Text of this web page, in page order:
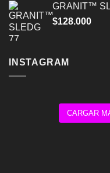
GRANIT™
$128.000
INSTAGRAM
CARGAR